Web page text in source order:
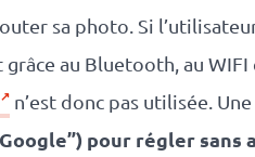
sa photo. Si
au Bluetooth, au WIFI
n’est donc pas utilisée. Une
pour régler